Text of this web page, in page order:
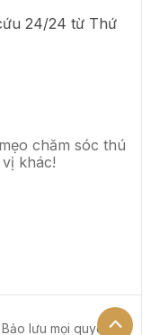
24/24 từ Thứ
chăm sóc thú
khác!
lưu mọi quyền.